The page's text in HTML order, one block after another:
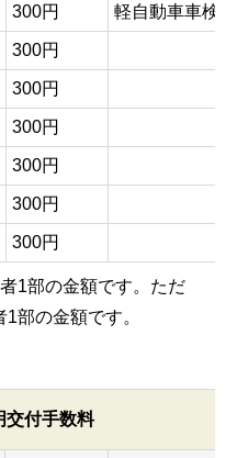
300円 軽自動車車検
300円
300円
300円
300円
300円
300円
1部の金額です。ただ
部の金額です。
交付手数料